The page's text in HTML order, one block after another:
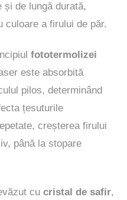
și de lungă durată,
culoare a firului de păr.
fototermolizei
este absorbită
pilos, determinând
țesuturile
creșterea firului
până la stopare
cu cristal de safir,